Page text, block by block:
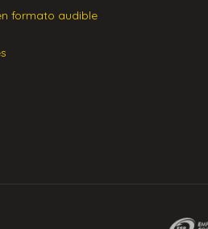
formato audible